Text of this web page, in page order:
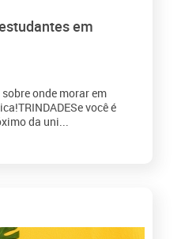
onde morar em
você é
da uni...